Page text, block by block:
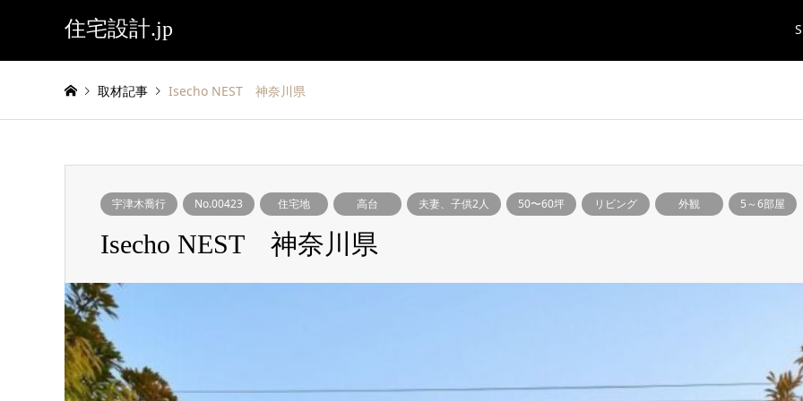
住宅設計.jp
取材記事 Isecho NEST 神奈川県
宇津木喬行 No.00423 住宅地 高台 夫妻、子供2人 50〜60坪 リビング 外観 5～6部屋
Isecho NEST 神奈川県